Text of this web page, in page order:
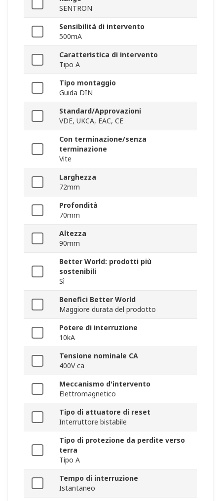
SENTRON
Sensibilità di intervento
500mA
Caratteristica di intervento
Tipo A
Tipo montaggio
Guida DIN
Standard/Approvazioni
VDE, UKCA, EAC, CE
Con terminazione/senza
terminazione
Vite
Larghezza
72mm
Profondità
70mm
Altezza
90mm
Better World: prodotti più
sostenibili
Sì
Benefici Better World
Maggiore durata del prodotto
Potere di interruzione
10kA
Tensione nominale CA
400V ca
Meccanismo d'intervento
Elettromagnetico
Tipo di attuatore di reset
Interruttore bistabile
Tipo di protezione da perdite verso
terra
Tipo A
Tempo di interruzione
Istantaneo